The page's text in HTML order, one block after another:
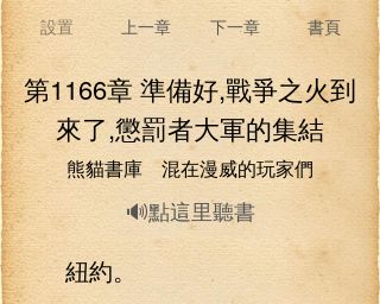
設置 上一章 下一章 書頁
第1166章 準備好,戰爭之火到
來了,懲罰者大軍的集結
熊貓書庫 混在漫威的玩家們
🔊點這里聽書
紐約。